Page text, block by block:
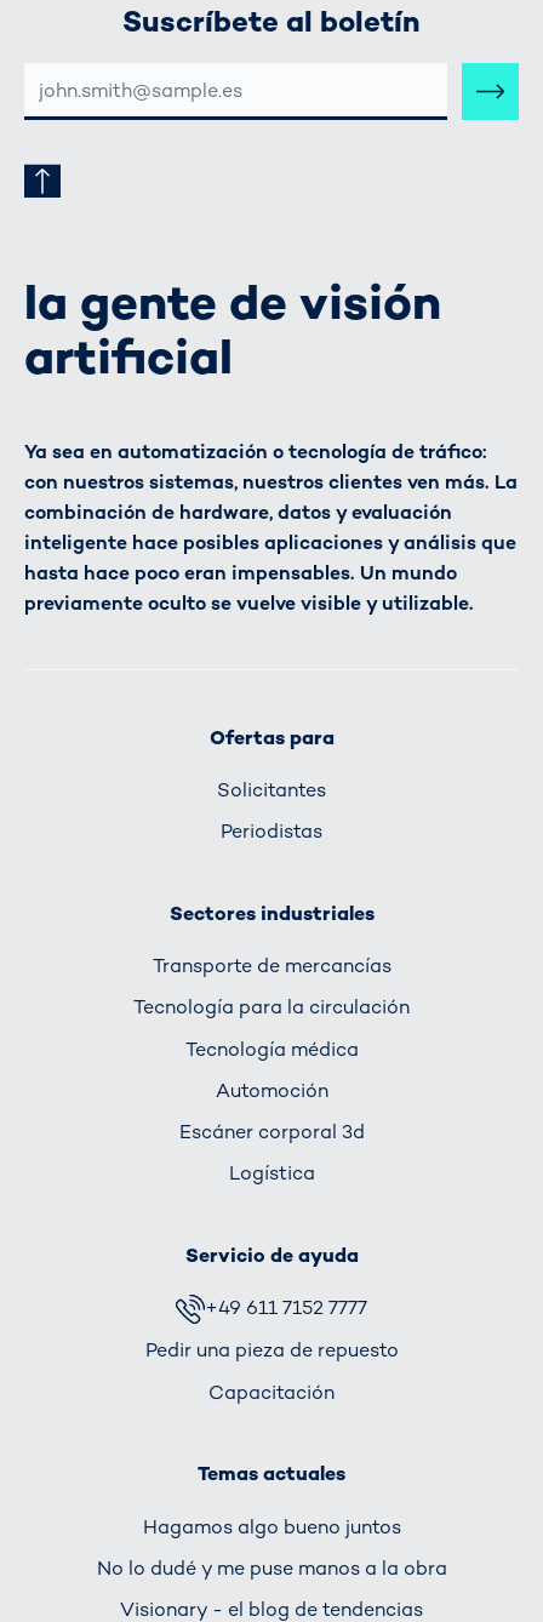
Suscríbete al boletín
CORREO
la gente de visión
artificial
Ya sea en automatización o tecnología de tráfico:
con nuestros sistemas, nuestros clientes ven más. La
combinación de hardware, datos y evaluación
inteligente hace posibles aplicaciones y análisis que
hasta hace poco eran impensables. Un mundo
previamente oculto se vuelve visible y utilizable.
Ofertas para
Solicitantes
Periodistas
Sectores industriales
Transporte de mercancías
Tecnología para la circulación
Tecnología médica
Automoción
Escáner corporal 3d
Logística
Servicio de ayuda
+49 611 7152 7777
Pedir una pieza de repuesto
Capacitación
Temas actuales
Hagamos algo bueno juntos
No lo dudé y me puse manos a la obra
Visionary - el blog de tendencias